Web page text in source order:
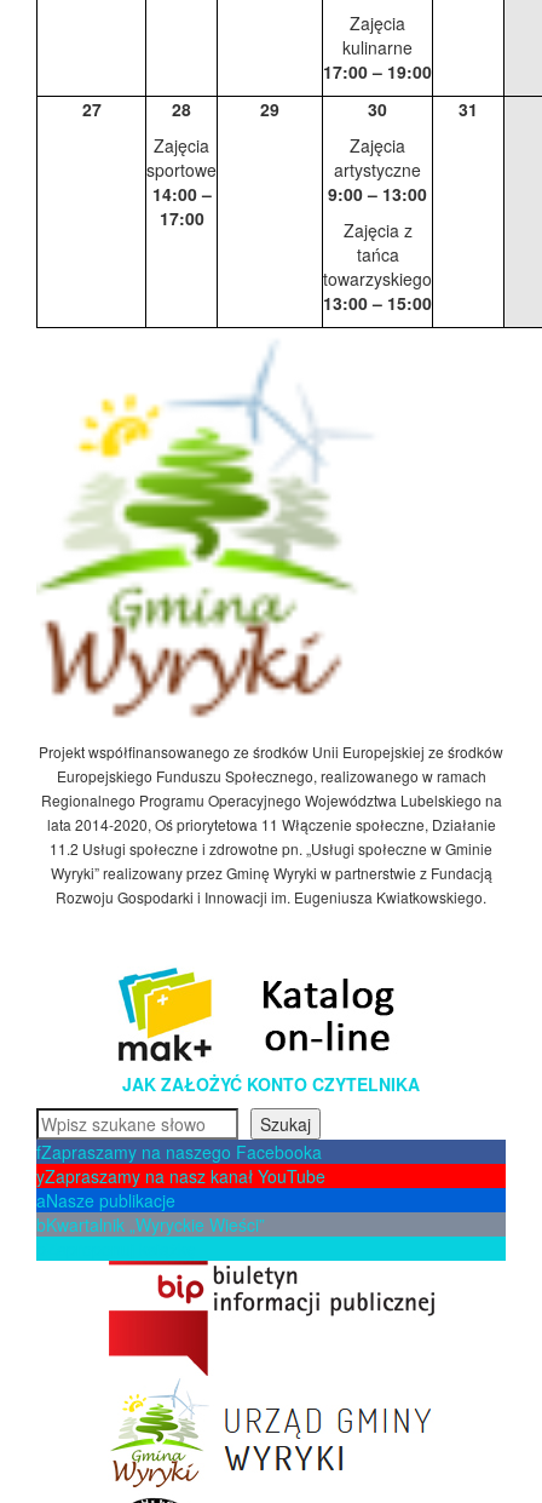
Zajęcia
kulinarne
17:00 – 19:00
27
28
Zajęcia
sportowe
14:00 –
17:00
29
30
Zajęcia
artystyczne
9:00 – 13:00
Zajęcia z
tańca
towarzyskiego
13:00 – 15:00
31
Projekt współfinansowanego ze środków Unii Europejskiej ze środków
Europejskiego Funduszu Społecznego, realizowanego w ramach
Regionalnego Programu Operacyjnego Województwa Lubelskiego na
lata 2014-2020, Oś priorytetowa 11 Włączenie społeczne, Działanie
11.2 Usługi społeczne i zdrowotne pn. „Usługi społeczne w Gminie
Wyryki” realizowany przez Gminę Wyryki w partnerstwie z Fundacją
Rozwoju Gospodarki i Innowacji im. Eugeniusza Kwiatkowskiego.
JAK ZAŁOŻYĆ KONTO CZYTELNIKA
Szukaj
Szukaj
fZapraszamy na naszego Facebooka
yZapraszamy na nasz kanał YouTube
aNasze publikacje
bKwartalnik „Wyryckie Wieści”